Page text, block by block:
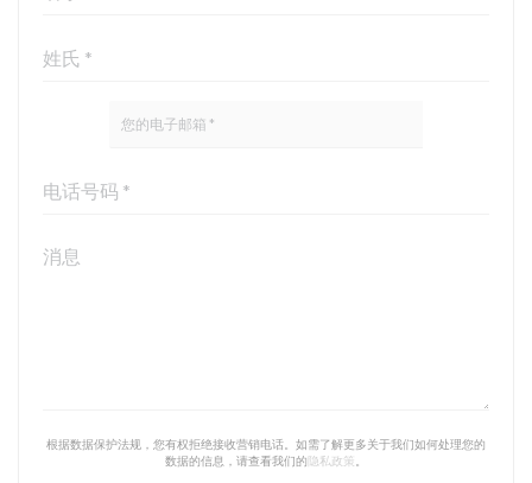
根据数据保护法规，您有权拒绝接收营销电话。如需了解更多关于我们如何处理您的
数据的信息，请查看我们的隐私政策